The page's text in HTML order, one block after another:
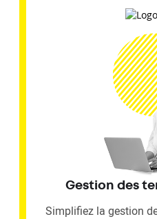
Gestion des
Simplifiez la gestion